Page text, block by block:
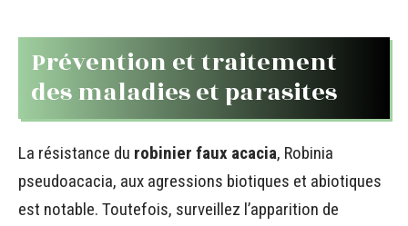
Prévention et traitement
des maladies et parasites
La résistance du robinier faux acacia, Robinia
pseudoacacia, aux agressions biotiques et abiotiques
est notable. Toutefois, surveillez l’apparition de